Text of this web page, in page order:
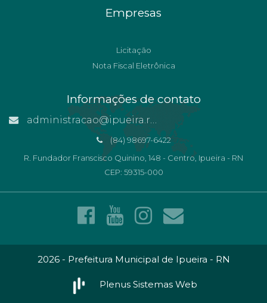
Empresas
Licitação
Nota Fiscal Eletrônica
Informações de contato
administracao@ipueira.rn.gov.br
(84) 98697-6422
R. Fundador Franscisco Quinino, 148 - Centro, Ipueira - RN
CEP: 59315-000
2026 - Prefeitura Municipal de Ipueira - RN
Plenus Sistemas Web